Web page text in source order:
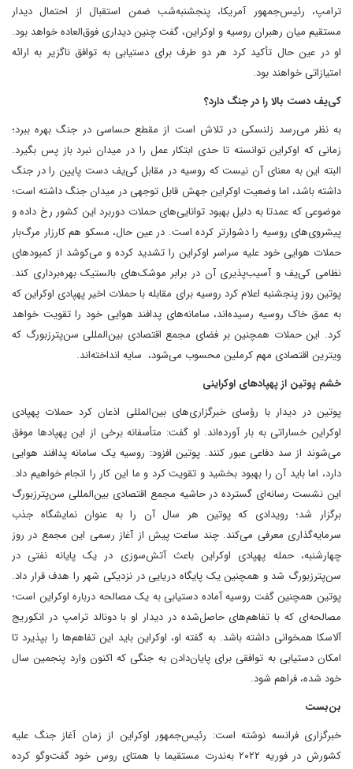
ترامپ، رئیس‌جمهور آمریکا، پنجشنبه‌شب ضمن استقبال از احتمال دیدار
مستقیم میان رهبران روسیه و اوکراین، گفت چنین دیداری فوق‌العاده خواهد بود.
او در عین حال تأکید کرد هر دو طرف برای دستیابی به توافق ناگزیر به ارائه
امتیازاتی خواهند بود.
کی‌یف دست بالا را در جنگ دارد؟
به نظر می‌رسد زلنسکی در تلاش است از مقطع حساسی در جنگ بهره ببرد؛
زمانی که اوکراین توانسته تا حدی ابتکار عمل را در میدان نبرد باز پس بگیرد.
البته این به معنای آن نیست که روسیه در مقابل کی‌یف دست پایین را در جنگ
داشته باشد، اما وضعیت اوکراین جهش قابل توجهی در میدان جنگ داشته است؛
موضوعی که عمدتا به دلیل بهبود توانایی‌های حملات دوربرد این کشور رخ داده و
پیشروی‌های روسیه را دشوارتر کرده است. در عین حال، مسکو هم کارزار مرگ‌بار
حملات هوایی خود علیه سراسر اوکراین را تشدید کرده و می‌کوشد از کمبودهای
نظامی کی‌یف و آسیب‌پذیری آن در برابر موشک‌های بالستیک بهره‌برداری کند.
پوتین روز پنجشنبه اعلام کرد روسیه برای مقابله با حملات اخیر پهپادی اوکراین که
به عمق خاک روسیه رسیده‌اند، سامانه‌های پدافند هوایی خود را تقویت خواهد
کرد. این حملات همچنین بر فضای مجمع اقتصادی بین‌المللی سن‌پترزبورگ که
ویترین اقتصادی مهم کرملین محسوب می‌شود، سایه انداخته‌اند.
خشم پوتین از پهپادهای اوکراینی
پوتین در دیدار با رؤسای خبرگزاری‌های بین‌المللی اذعان کرد حملات پهپادی
اوکراین خساراتی به بار آورده‌اند. او گفت: متأسفانه برخی از این پهپادها موفق
می‌شوند از سد دفاعی عبور کنند. پوتین افزود: روسیه یک سامانه پدافند هوایی
دارد، اما باید آن را بهبود بخشید و تقویت کرد و ما این کار را انجام خواهیم داد.
این نشست رسانه‌ای گسترده در حاشیه مجمع اقتصادی بین‌المللی سن‌پترزبورگ
برگزار شد؛ رویدادی که پوتین هر سال آن را به ‌عنوان نمایشگاه جذب
سرمایه‌گذاری معرفی می‌کند. چند ساعت پیش از آغاز رسمی این مجمع در روز
چهارشنبه، حمله پهپادی اوکراین باعث آتش‌سوزی در یک پایانه نفتی در
سن‌پترزبورگ شد و همچنین یک پایگاه دریایی در نزدیکی شهر را هدف قرار داد.
پوتین همچنین گفت روسیه آماده دستیابی به یک مصالحه درباره اوکراین است؛
مصالحه‌ای که با تفاهم‌های حاصل‌شده در دیدار او با دونالد ترامپ در انکوریج
آلاسکا همخوانی داشته باشد. به گفته او، اوکراین باید این تفاهم‌ها را بپذیرد تا
امکان دستیابی به توافقی برای پایان‌دادن به جنگی که اکنون وارد پنجمین سال
خود شده، فراهم شود.
بن‌بست
خبرگزاری فرانسه نوشته است: رئیس‌جمهور اوکراین از زمان آغاز جنگ علیه
کشورش در فوریه ۲۰۲۲ به‌ندرت مستقیما با همتای روس خود گفت‌وگو کرده